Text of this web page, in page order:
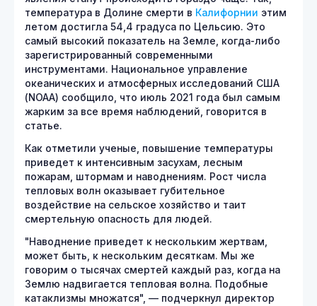
температура в Долине смерти в Калифорнии этим
летом достигла 54,4 градуса по Цельсию. Это
самый высокий показатель на Земле, когда-либо
зарегистрированный современными
инструментами. Национальное управление
океанических и атмосферных исследований США
(NOAA) сообщило, что июль 2021 года был самым
жарким за все время наблюдений, говорится в
статье.
Как отметили ученые, повышение температуры
приведет к интенсивным засухам, лесным
пожарам, штормам и наводнениям. Рост числа
тепловых волн оказывает губительное
воздействие на сельское хозяйство и таит
смертельную опасность для людей.
"Наводнение приведет к нескольким жертвам,
может быть, к нескольким десяткам. Мы же
говорим о тысячах смертей каждый раз, когда на
Землю надвигается тепловая волна. Подобные
катаклизмы множатся", — подчеркнул директор